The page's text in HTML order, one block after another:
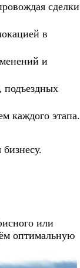
сделки
в
и
подъездных
каждого этапа.
или
оптимальную